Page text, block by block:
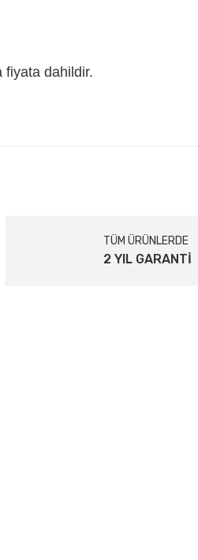
fiyata dahildir.
TÜM ÜRÜNLERDE
2 YIL GARANTİ